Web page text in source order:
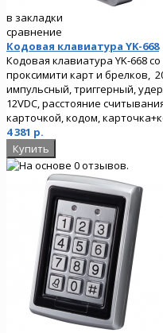
в закладки
сравнение
Кодовая клавиатура YK-668
Кодовая клавиатура YK-668
проксимити карт и брелков,
импульсный, триггерный,
12VDC, расстояние
карточкой, кодом,
4 381 р.